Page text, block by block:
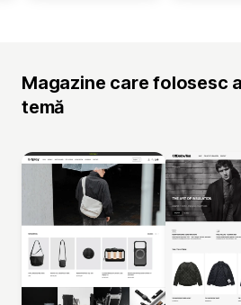
Magazine care folosesc
temă